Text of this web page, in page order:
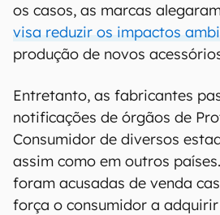
os casos, as marcas
visa reduzir os impactos
produção de novos
Entretanto, as fabricantes
notificações de órgãos de
Consumidor de diversos
assim como em outros
foram acusadas de venda
força o consumidor a